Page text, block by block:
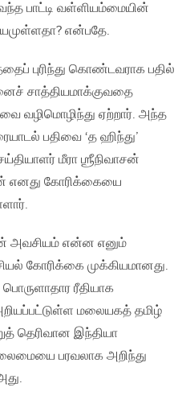
பாட்டி வள்ளியம்மையின்
என்பதே.
புரிந்து கொண்டவராக பதில்
சாத்தியமாக்குவதை
வழிமொழிந்து ஏற்றார். அந்த
பதிவை ‘த ஹிந்து’
மீரா ஶ்ரீநிவாசன்
எனது கோரிக்கையை
அவசியம் என்ன எனும்
கோரிக்கை முக்கியமானது.
ரீதியாக
மலையகத் தமிழ்
தெரிவான இந்தியா
பரவலாக அறிந்து